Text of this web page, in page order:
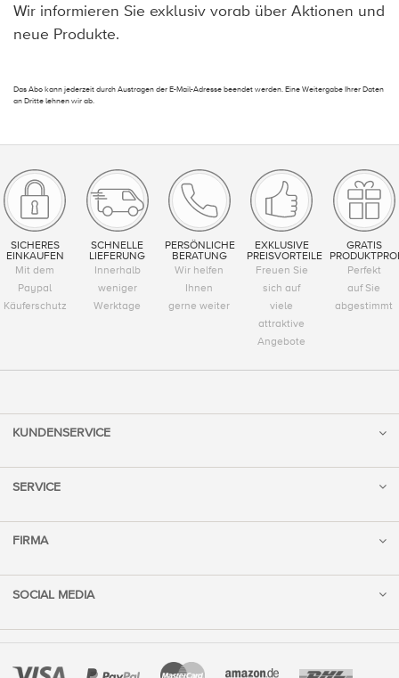
Wir informieren Sie exklusiv vorab über Aktionen und
neue Produkte.
Das Abo kann jederzeit durch Austragen der E-Mail-Adresse beendet werden. Eine Weitergabe Ihrer Daten
an Dritte lehnen wir ab.
SICHERES
EINKAUFEN
Mit dem
Paypal
Käuferschutz
SCHNELLE
LIEFERUNG
Innerhalb
weniger
Werktage
PERSÖNLICHE
BERATUNG
Wir helfen
Ihnen
gerne weiter
EXKLUSIVE
PREISVORTEILE
Freuen Sie
sich auf
viele
attraktive
Angebote
GRATIS
Perfekt
auf Sie
abgestimmt
KUNDENSERVICE
SERVICE
FIRMA
SOCIAL MEDIA